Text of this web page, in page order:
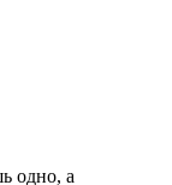
одно, а